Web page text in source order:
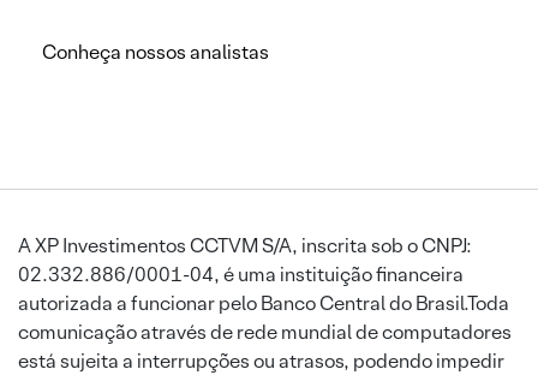
Conheça nossos analistas
A XP Investimentos CCTVM S/A, inscrita sob o CNPJ:
02.332.886/0001-04, é uma instituição financeira
autorizada a funcionar pelo Banco Central do Brasil.Toda
comunicação através de rede mundial de computadores
está sujeita a interrupções ou atrasos, podendo impedir